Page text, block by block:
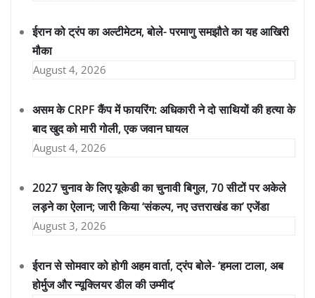
ईरान को ट्रंप का अल्टीमेटम, बोले- परमाणु समझौते का यह आखिरी
मौका
August 4, 2026
असम के CRPF कैंप में फायरिंग: अधिकारी ने दो साथियों की हत्या के
बाद खुद को मारी गोली, एक जवान घायल
August 4, 2026
2027 चुनाव के लिए यूकेडी का चुनावी बिगुल, 70 सीटों पर अकेले
लड़ने का ऐलान; जारी किया ‘संकल्प, नए उत्तराखंड का’ एजेंडा
August 3, 2026
ईरान से सोमवार को होगी अहम वार्ता, ट्रंप बोले- ‘हमला टाला, अब
होर्मुज और न्यूक्लियर डील की उम्मीद’